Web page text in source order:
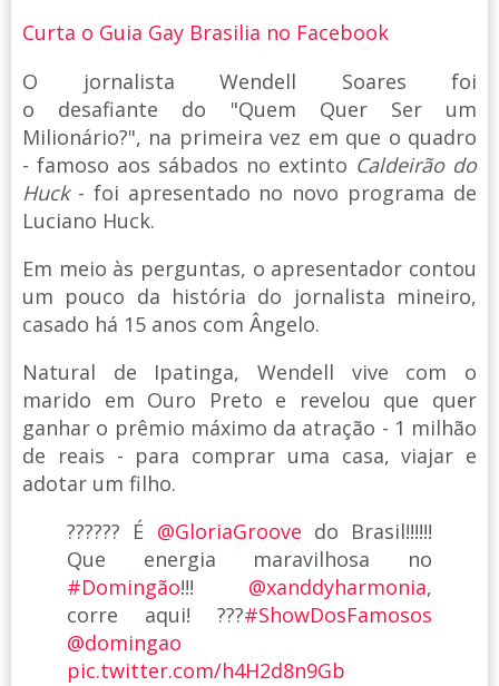
Curta o Guia Gay Brasilia no Facebook
O jornalista Wendell Soares foi
o desafiante do "Quem Quer Ser um
Milionário?", na primeira vez em que o quadro
- famoso aos sábados no extinto Caldeirão do
Huck- foi apresentado no novo programa de
Luciano Huck.
Em meio às perguntas, o apresentador contou
um pouco da história do jornalista mineiro,
casado há 15 anos com Ângelo.
Natural de Ipatinga, Wendell vive com o
marido em Ouro Preto e revelou que quer
ganhar o prêmio máximo da atração - 1 milhão
de reais - para comprar uma casa, viajar e
adotar um filho.
?????? É @GloriaGroove do Brasil!!!!!!
Que energia maravilhosa no
#Domingão!!! @xanddyharmonia,
corre aqui! ???#ShowDosFamosos
@domingao
pic.twitter.com/h4H2d8n9Gb